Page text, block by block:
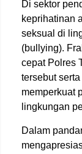
Di sektor
keprihatinan
seksual di
(bullying).
cepat Polres
tersebut
memperkuat
lingkungan
Dalam